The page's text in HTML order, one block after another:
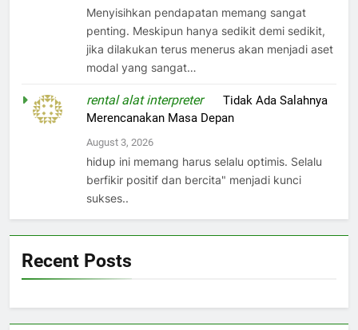
Menyisihkan pendapatan memang sangat
penting. Meskipun hanya sedikit demi sedikit,
jika dilakukan terus menerus akan menjadi aset
modal yang sangat…
rental alat interpreteronTidak Ada Salahnya
Merencanakan Masa Depan
August 3, 2026
hidup ini memang harus selalu optimis. Selalu
berfikir positif dan bercita" menjadi kunci
sukses..
Recent Posts